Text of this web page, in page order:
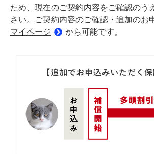
ため、現在のご契約内容をご確認のう
さい。ご契約内容のご確認・追加のお
マイページ
から可能です。